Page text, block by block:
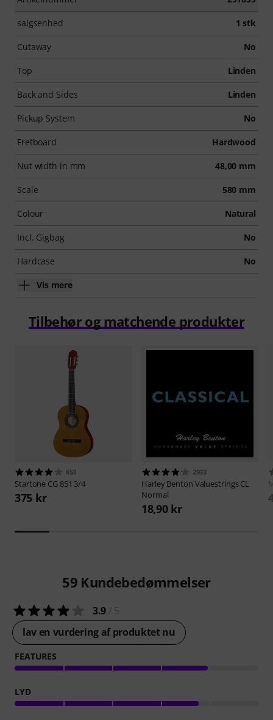
salgsenhed 1 stk
Cutaway No
Top Linden
Back and Sides Linden
Pickup System No
Fretboard Hardwood
Nut width in mm 48,00 mm
Scale 580 mm
Colour Natural
Incl. Gigbag No
Hardcase No
Vis mere
Tilbehør og matchende produkter
653
Startone CG 851 3/4
375 kr
2933
Harley Benton Valuestrings CL
Normal
18,90 kr
59 Kundebedømmelser
3.9
lav en vurdering af produktet nu
FEATURES
LYD